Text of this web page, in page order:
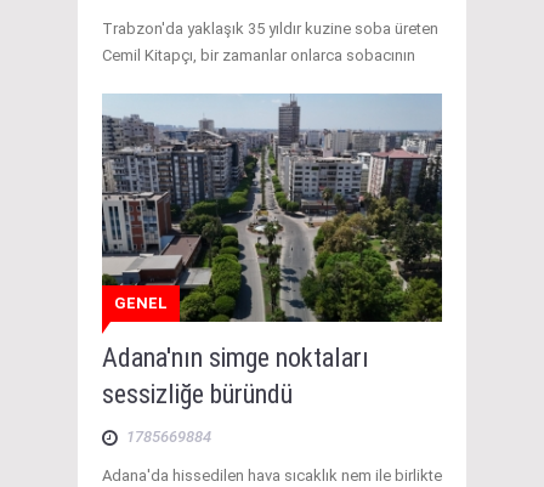
Trabzon'da yaklaşık 35 yıldır kuzine soba üreten
Cemil Kitapçı, bir zamanlar onlarca sobacının
GENEL
Adana'nın simge noktaları
sessizliğe büründü
1785669884
Adana'da hissedilen hava sıcaklık nem ile birlikte